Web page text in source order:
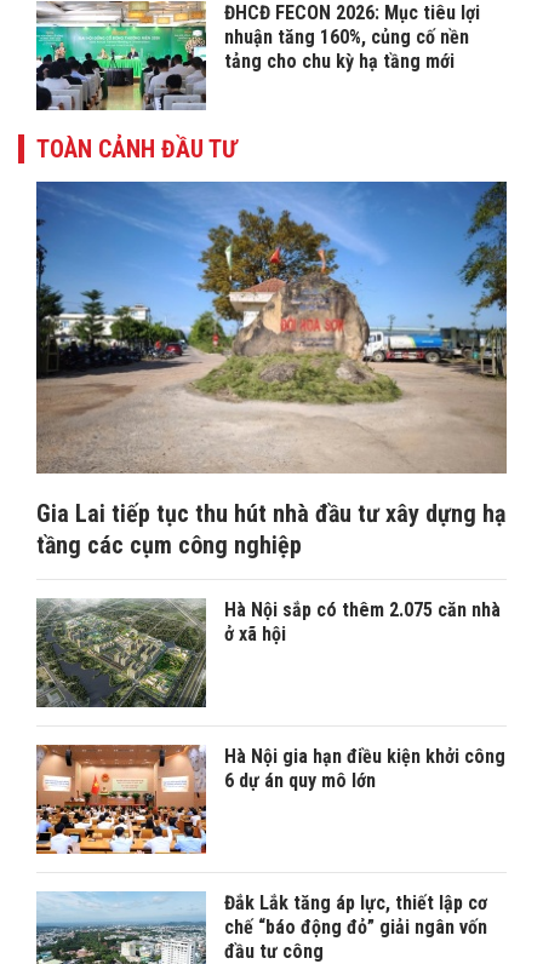
ĐHCĐ FECON 2026: Mục tiêu lợi
nhuận tăng 160%, củng cố nền
tảng cho chu kỳ hạ tầng mới
TOÀN CẢNH ĐẦU TƯ
Gia Lai tiếp tục thu hút nhà đầu tư xây dựng hạ
tầng các cụm công nghiệp
Hà Nội sắp có thêm 2.075 căn nhà
ở xã hội
Hà Nội gia hạn điều kiện khởi công
6 dự án quy mô lớn
Đắk Lắk tăng áp lực, thiết lập cơ
chế “báo động đỏ” giải ngân vốn
đầu tư công